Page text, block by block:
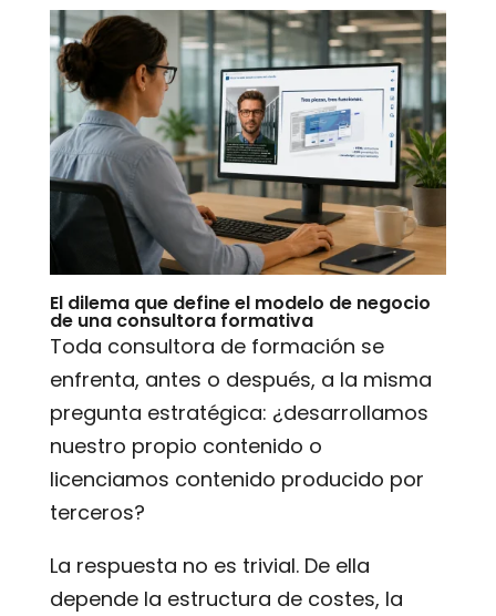
El dilema que define el modelo de negocio
de una consultora formativa
Toda consultora de formación se
enfrenta, antes o después, a la misma
pregunta estratégica: ¿desarrollamos
nuestro propio contenido o
licenciamos contenido producido por
terceros?
La respuesta no es trivial. De ella
depende la estructura de costes, la